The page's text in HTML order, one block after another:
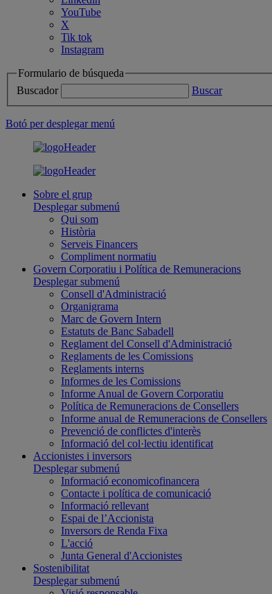
YouTube
X
Tik tok
Instagram
Formulario de búsqueda
Buscador
Buscar
Botó per desplegar menú
Sobre el grup
Desplegar submenú
Qui som
Història
Serveis Financers
Compliment normatiu
Govern Corporatiu i Política de Remuneracions
Desplegar submenú
Consell d'Administració
Organigrama
Marc de Govern Intern
Estatuts de Banc Sabadell
Reglament del Consell d'Administració
Reglaments de les Comissions
Reglaments interns
Informes de les Comissions
Informe Anual de Govern Corporatiu
Política de Remuneracions de Consellers
Informe anual de Remuneracions de Consellers
Prevenció de conflictes d'interès
Informació del col·lectiu identificat
Accionistes i inversors
Desplegar submenú
Informació economicofinancera
Contacte i política de comunicació
Informació rellevant
Espai de l’Accionista
Inversors de Renda Fixa
L'acció
Junta General d'Accionistes
Sostenibilitat
Desplegar submenú